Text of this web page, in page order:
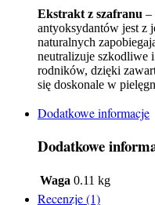
Ekstrakt z szafranu –
antyoksydantów jest z
naturalnych
neutralizuje szkodliwe
rodników, dzięki
się doskonale w
Dodatkowe informacje
Dodatkowe
Waga 0.11 kg
Recenzje (1)